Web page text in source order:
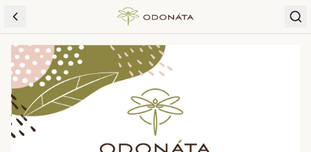
Skip to content